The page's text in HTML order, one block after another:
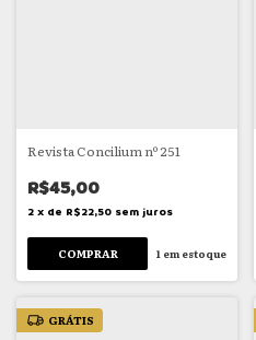
Revista Concilium nº 251
R$45,00
2 x de R$22,50 sem juros
1 em estoque
GRÁTIS